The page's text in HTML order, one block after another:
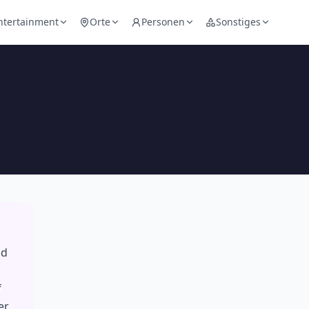
Orte Personen Sonstiges